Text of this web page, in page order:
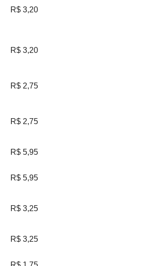
R$ 3,20
R$ 3,20
R$ 2,75
R$ 2,75
R$ 5,95
R$ 5,95
R$ 3,25
R$ 3,25